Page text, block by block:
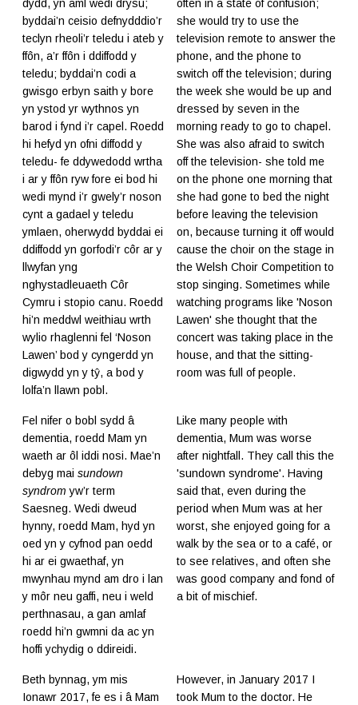
dydd, yn aml wedi drysu;
byddai’n ceisio defnydddio’r
teclyn rheoli’r teledu i ateb y
ffôn, a’r ffôn i ddiffodd y
teledu; byddai’n codi a
gwisgo erbyn saith y bore
yn ystod yr wythnos yn
barod i fynd i’r capel. Roedd
hi hefyd yn ofni diffodd y
teledu- fe ddywedodd wrtha
i ar y ffôn ryw fore ei bod hi
wedi mynd i’r gwely’r noson
cynt a gadael y teledu
ymlaen, oherwydd byddai ei
ddiffodd yn gorfodi’r côr ar y
llwyfan yng
nghystadleuaeth Côr
Cymru i stopio canu. Roedd
hi’n meddwl weithiau wrth
wylio rhaglenni fel ‘Noson
Lawen’ bod y cyngerdd yn
digwydd yn y tŷ, a bod y
lolfa’n llawn pobl.
often in a state of confusion;
she would try to use the
television remote to answer the
phone, and the phone to
switch off the television; during
the week she would be up and
dressed by seven in the
morning ready to go to chapel.
She was also afraid to switch
off the television- she told me
on the phone one morning that
she had gone to bed the night
before leaving the television
on, because turning it off would
cause the choir on the stage in
the Welsh Choir Competition to
stop singing. Sometimes while
watching programs like 'Noson
Lawen' she thought that the
concert was taking place in the
house, and that the sitting-
room was full of people.
Fel nifer o bobl sydd â
dementia, roedd Mam yn
waeth ar ôl iddi nosi. Mae’n
debyg mai sundown
syndrom yw’r term
Saesneg. Wedi dweud
hynny, roedd Mam, hyd yn
oed yn y cyfnod pan oedd
hi ar ei gwaethaf, yn
mwynhau mynd am dro i lan
y môr neu gaffi, neu i weld
perthnasau, a gan amlaf
roedd hi’n gwmni da ac yn
hoffi ychydig o ddireidi.
Like many people with
dementia, Mum was worse
after nightfall. They call this the
'sundown syndrome'. Having
said that, even during the
period when Mum was at her
worst, she enjoyed going for a
walk by the sea or to a café, or
to see relatives, and often she
was good company and fond of
a bit of mischief.
Beth bynnag, ym mis
Ionawr 2017, fe es i â Mam
However, in January 2017 I
took Mum to the doctor. He